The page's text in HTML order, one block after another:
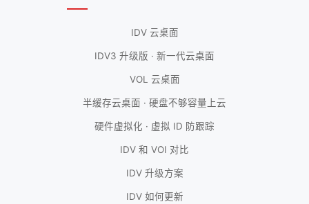
IDV 云桌面
IDV3 升级版 · 新一代云桌面
VOL 云桌面
半缓存云桌面 · 硬盘不够容量上云
硬件虚拟化 · 虚拟 ID 防跟踪
IDV 和 VOI 对比
IDV 升级方案
IDV 如何更新